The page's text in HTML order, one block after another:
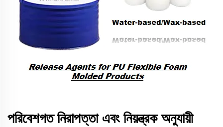
পরিবেশগত নিরাপত্তা এবং নিয়ন্ত্রক অনুযায়ী